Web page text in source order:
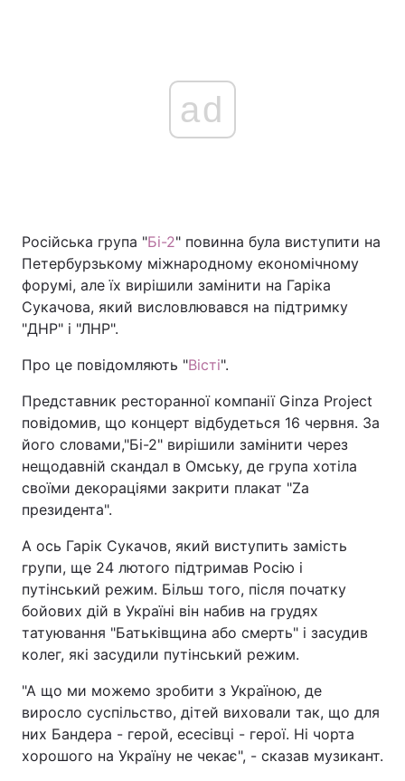
ad
Російська група "Бі-2" повинна була виступити на
Петербурзькому міжнародному економічному
форумі, але їх вирішили замінити на Гаріка
Сукачова, який висловлювався на підтримку
"ДНР" і "ЛНР".
Про це повідомляють "Вісті".
Представник ресторанної компанії Ginza Project
повідомив, що концерт відбудеться 16 червня. За
його словами,"Бі-2" вирішили замінити через
нещодавній скандал в Омську, де група хотіла
своїми декораціями закрити плакат "Za
президента".
А ось Гарік Сукачов, який виступить замість
групи, ще 24 лютого підтримав Росію і
путінський режим. Більш того, після початку
бойових дій в Україні він набив на грудях
татуювання "Батьківщина або смерть" і засудив
колег, які засудили путінський режим.
"А що ми можемо зробити з Україною, де
виросло суспільство, дітей виховали так, що для
них Бандера - герой, есесівці - герої. Ні чорта
хорошого на Україну не чекає", - сказав музикант.